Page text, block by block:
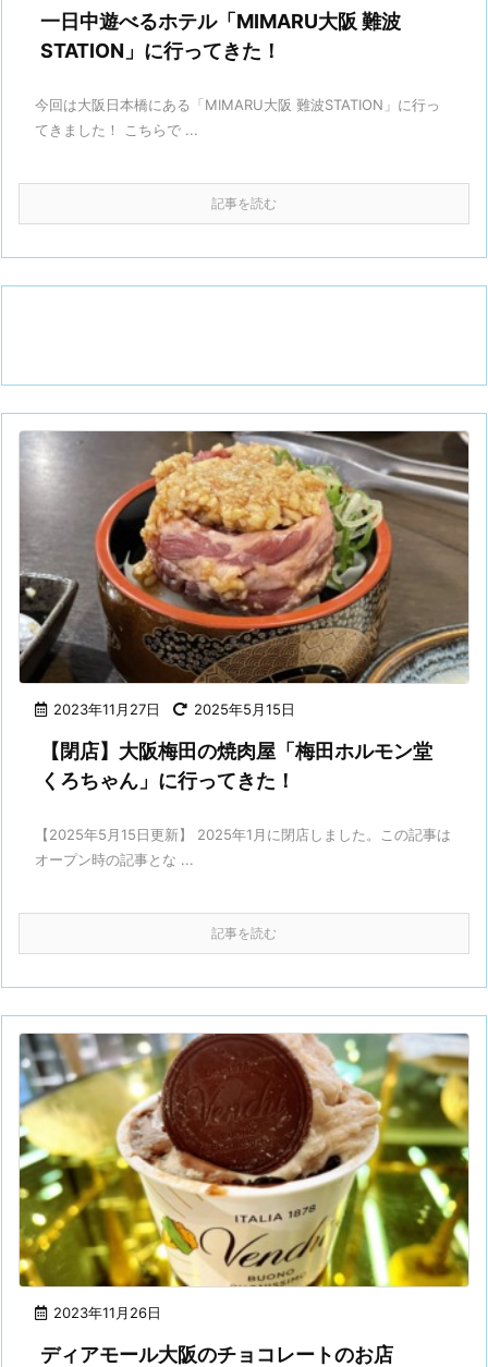
一日中遊べるホテル「MIMARU大阪 難波
STATION」に行ってきた！
今回は大阪日本橋にある「MIMARU大阪 難波STATION」に行っ
てきました！ こちらで ...
記事を読む
2023年11月27日 2025年5月15日
【閉店】大阪梅田の焼肉屋「梅田ホルモン堂
くろちゃん」に行ってきた！
【2025年5月15日更新】 2025年1月に閉店しました。この記事は
オープン時の記事とな ...
記事を読む
2023年11月26日
ディアモール大阪のチョコレートのお店